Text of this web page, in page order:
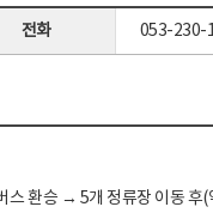
전화 053-230-
환승 → 5개 정류장 이동 후(